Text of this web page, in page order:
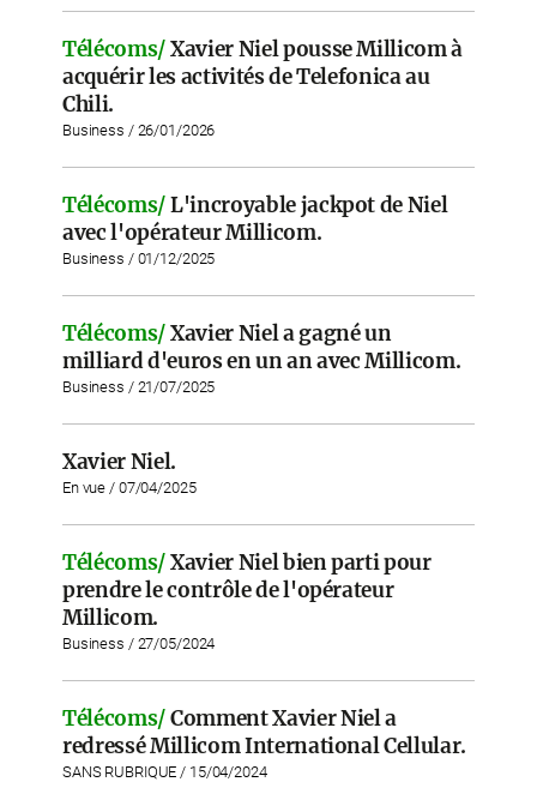
Télécoms/Xavier Niel pousse Millicom à
acquérir les activités de Telefonica au
Chili.
Business / 26/01/2026
Télécoms/L'incroyable jackpot de Niel
avec l'opérateur Millicom.
Business / 01/12/2025
Télécoms/Xavier Niel a gagné un
milliard d'euros en un an avec Millicom.
Business / 21/07/2025
Xavier Niel.
En vue / 07/04/2025
Télécoms/Xavier Niel bien parti pour
prendre le contrôle de l'opérateur
Millicom.
Business / 27/05/2024
Télécoms/Comment Xavier Niel a
redressé Millicom International Cellular.
SANS RUBRIQUE / 15/04/2024